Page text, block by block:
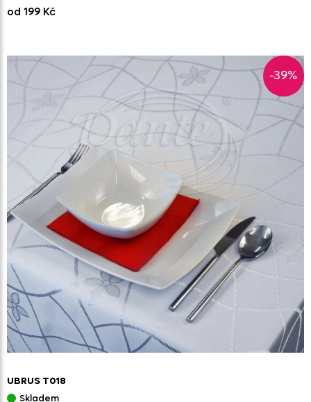
od 199 Kč
-39%
UBRUS T018
Skladem